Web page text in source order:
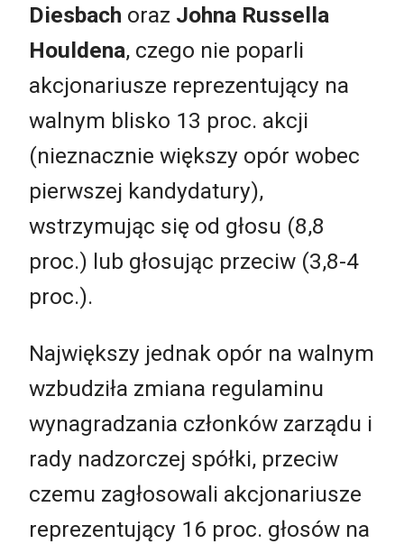
Diesbach oraz Johna Russella
Houldena, czego nie poparli
akcjonariusze reprezentujący na
walnym blisko 13 proc. akcji
(nieznacznie większy opór wobec
pierwszej kandydatury),
wstrzymując się od głosu (8,8
proc.) lub głosując przeciw (3,8-4
proc.).
Największy jednak opór na walnym
wzbudziła zmiana regulaminu
wynagradzania członków zarządu i
rady nadzorczej spółki, przeciw
czemu zagłosowali akcjonariusze
reprezentujący 16 proc. głosów na